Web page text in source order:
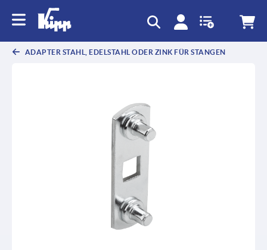
ADAPTER STAHL, EDELSTAHL ODER ZINK FÜR STANGEN